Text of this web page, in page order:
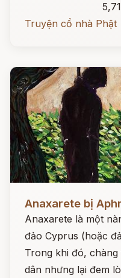
Truyện cổ nhà Phật
Anaxarete bị
Anaxarete là một
đảo Cyprus (hoặc
Trong khi đó,
dân nhưng lại đem